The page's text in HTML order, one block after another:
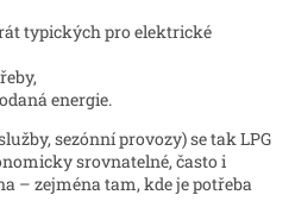
typických pro elektrické
energie.
sezónní provozy) se tak LPG
srovnatelné, často i
– zejména tam, kde je potřeba